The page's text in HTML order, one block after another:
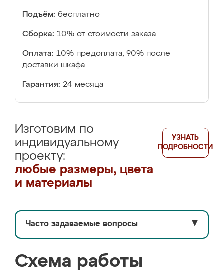
Подъём: бесплатно
Сборка: 10% от стоимости заказа
Оплата: 10% предоплата, 90% после
доставки шкафа
Гарантия: 24 месяца
Изготовим по
индивидуальному
проекту:
любые размеры, цвета
и материалы
УЗНАТЬ
ПОДРОБНОСТИ
Часто задаваемые вопросы ▼
Схема работы